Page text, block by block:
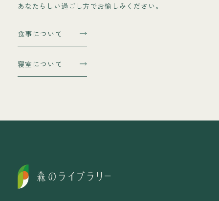
あなたらしい過ごし方でお愉しみください。
食事について
寝室について